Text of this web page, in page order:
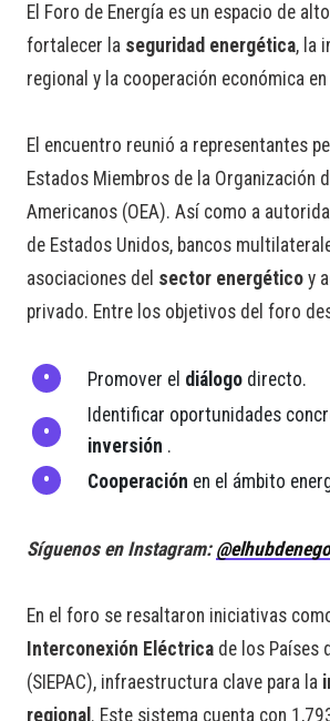
El Foro de Energía es un espacio de
fortalecer la seguridad energética, la
regional y la cooperación económica
El encuentro reunió a representantes
Estados Miembros de la Organización
Americanos (OEA). Así como a
de Estados Unidos, bancos
asociaciones del sector energético y
privado. Entre los objetivos del foro
Promover el diálogo directo.
Identificar oportunidades
inversión .
Cooperación en el ámbito
Síguenos en Instagram:
En el foro se resaltaron iniciativas
Interconexión Eléctrica de los Países
(SIEPAC), infraestructura clave para la
regional . Este sistema cuenta con